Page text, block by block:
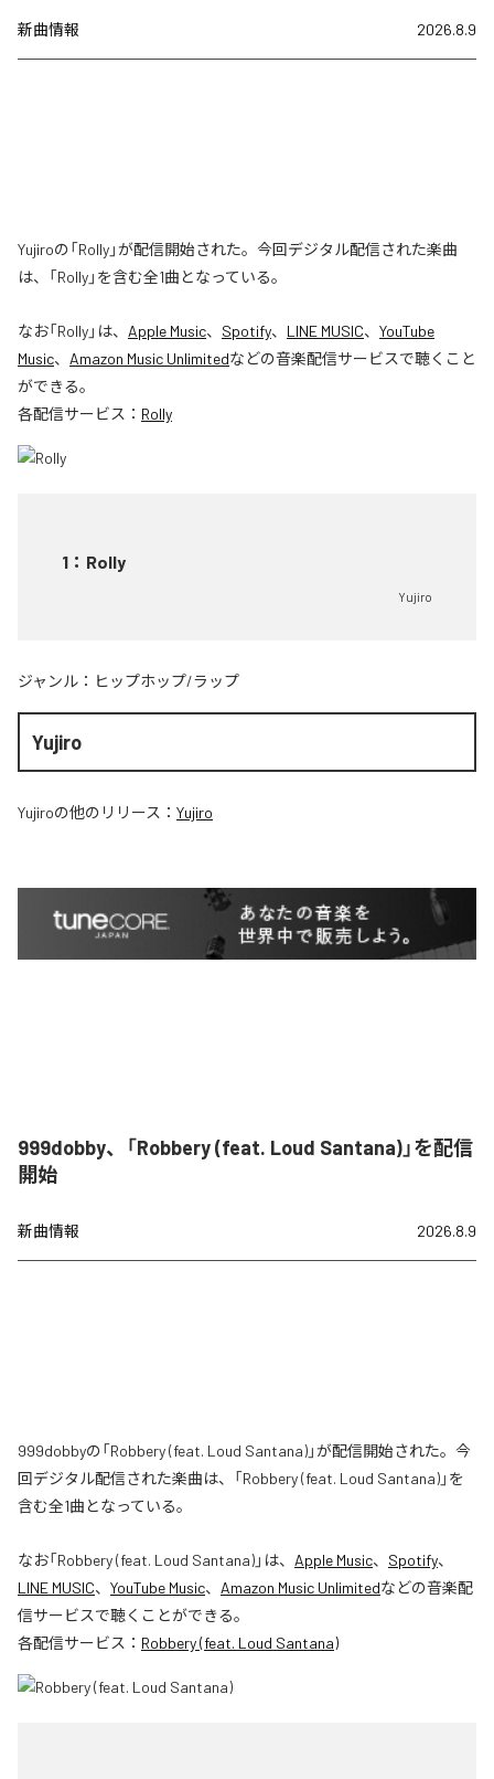
新曲情報 2026.8.9
Yujiroの「Rolly」が配信開始された。今回デジタル配信された楽曲
は、「Rolly」を含む全1曲となっている。
なお「Rolly」は、 Apple Music、 Spotify、 LINE MUSIC、 YouTube
Music、 Amazon Music Unlimitedなどの音楽配信サービスで聴くこと
ができる。
各配信サービス： Rolly
1 ： Rolly
Yujiro
ジャンル： ヒップホップ/ラップ
Yujiro
Yujiroの他のリリース： Yujiro
999dobby、「Robbery (feat. Loud Santana)」を配信
開始
新曲情報 2026.8.9
999dobbyの「Robbery (feat. Loud Santana)」が配信開始された。今
回デジタル配信された楽曲は、「Robbery (feat. Loud Santana)」を
含む全1曲となっている。
なお「Robbery (feat. Loud Santana)」は、 Apple Music、 Spotify、
LINE MUSIC、 YouTube Music、 Amazon Music Unlimitedなどの音楽配
信サービスで聴くことができる。
各配信サービス： Robbery (feat. Loud Santana)